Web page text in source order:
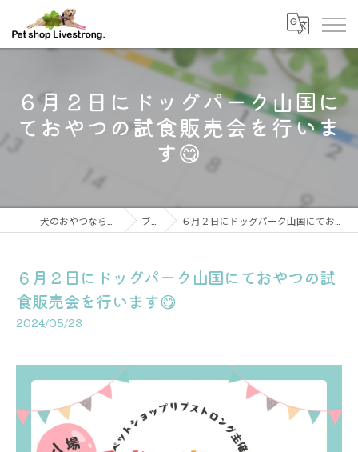
６月２日にドッグパーク山国に
ておやつの試食販売会を行いま
す😋
ブログ ６月２日にドッグパーク山国にておやつの試食販売会を行います😋
６月２日にドッグパーク山国にておやつの試
食販売会を行います😋
2024/05/23